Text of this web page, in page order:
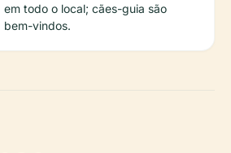
em todo o local; cães-guia são
bem-vindos.